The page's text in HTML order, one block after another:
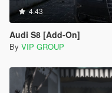
4.43
Audi S8 [Add-On]
By VIP GROUP